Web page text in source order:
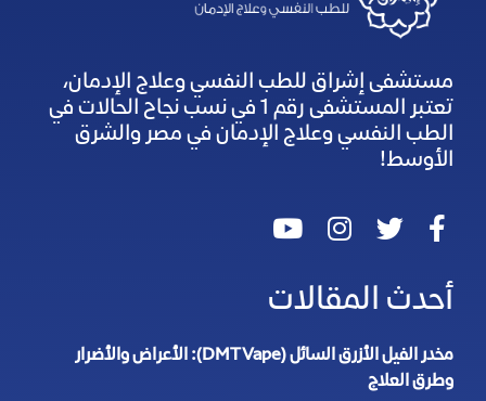
مستشفى إشراق للطب النفسي وعلاج الإدمان،
تعتبر المستشفى رقم 1 في نسب نجاح الحالات في
الطب النفسي وعلاج الإدمان في مصر والشرق
الأوسط!
أحدث المقالات
مخدر الفيل الأزرق السائل (DMT Vape): الأعراض والأضرار
وطرق العلاج